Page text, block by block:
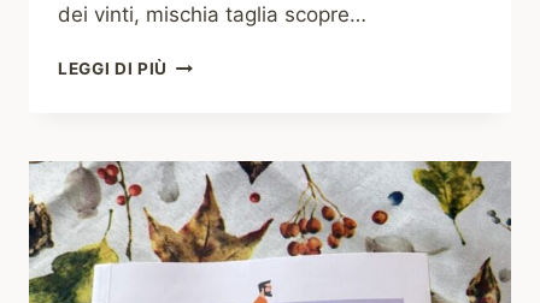
dei vinti, mischia taglia scopre…
LEGGI DI PIÙ #000
VINTI
–
EMANUELE
GRITTANI